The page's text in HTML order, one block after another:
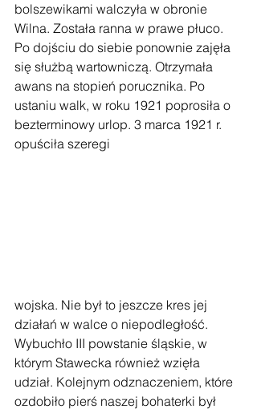
bolszewikami walczyła w obronie
Wilna. Została ranna w prawe płuco.
Po dojściu do siebie ponownie zajęła
się służbą wartowniczą. Otrzymała
awans na stopień porucznika. Po
ustaniu walk, w roku 1921 poprosiła o
bezterminowy urlop. 3 marca 1921 r.
opuściła szeregi
wojska. Nie był to jeszcze kres jej
działań w walce o niepodległość.
Wybuchło III powstanie śląskie, w
którym Stawecka również wzięła
udział. Kolejnym odznaczeniem, które
ozdobiło pierś naszej bohaterki był